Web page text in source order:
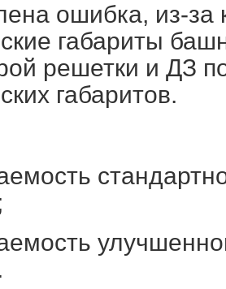
ошибка, из-за
габариты
решетки и ДЗ
габаритов.